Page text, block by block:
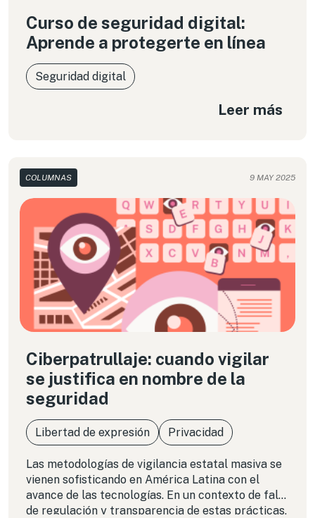
Curso de seguridad digital:
Aprende a protegerte en línea
Seguridad digital
Leer más
COLUMNAS 9 MAY 2025
Ciberpatrullaje: cuando vigilar
se justifica en nombre de la
seguridad
Libertad de expresión Privacidad
Las metodologías de vigilancia estatal masiva se
vienen sofisticando en América Latina con el
avance de las tecnologías. En un contexto de falta
de regulación y transparencia de estas prácticas,